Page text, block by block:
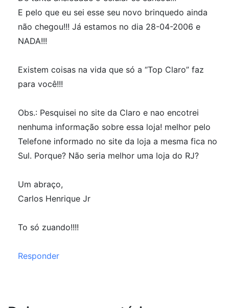
E pelo que eu sei esse seu novo brinquedo ainda
não chegou!!! Já estamos no dia 28-04-2006 e
NADA!!!
Existem coisas na vida que só a “Top Claro” faz
para você!!!
Obs.: Pesquisei no site da Claro e nao encotrei
nenhuma informação sobre essa loja! melhor pelo
Telefone informado no site da loja a mesma fica no
Sul. Porque? Não seria melhor uma loja do RJ?
Um abraço,
Carlos Henrique Jr
To só zuando!!!!
Responder